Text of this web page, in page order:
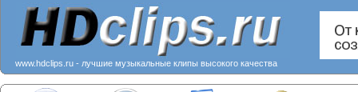
www.hdclips.ru - лучшие музыкальные клипы высокого качества